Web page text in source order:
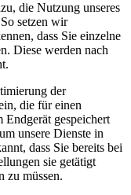
die Nutzung unseres
setzen wir
dass Sie einzelne
Diese werden nach
der
die für einen
Endgerät gespeichert
unsere Dienste in
dass Sie bereits bei
sie getätigt
zu müssen.